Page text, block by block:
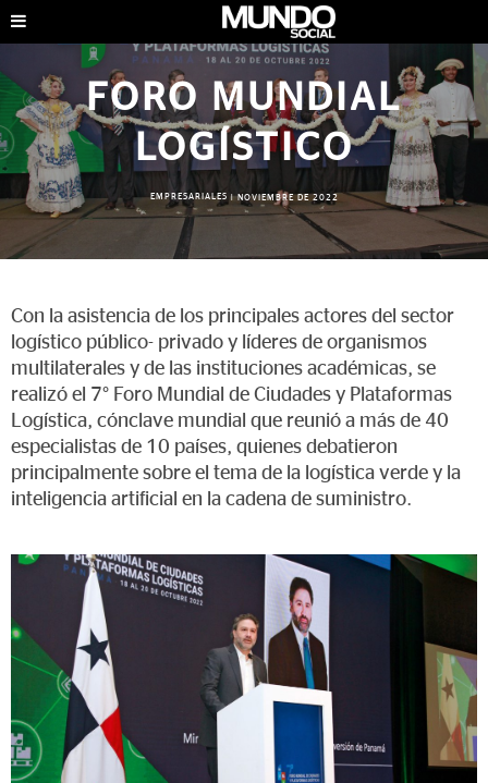
FORO MUNDIAL
LOGÍSTICO
EMPRESARIALES |NOVIEMBRE DE 2022
Con la asistencia de los principales actores del sector
logístico público- privado y líderes de organismos
multilaterales y de las instituciones académicas, se
realizó el 7° Foro Mundial de Ciudades y Plataformas
Logística, cónclave mundial que reunió a más de 40
especialistas de 10 países, quienes debatieron
principalmente sobre el tema de la logística verde y la
inteligencia artificial en la cadena de suministro.